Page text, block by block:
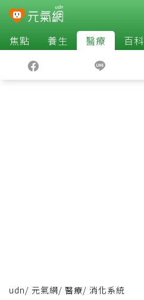
焦點 養生 醫療 百科
udn/ 元氣網/ 醫療/ 消化系統